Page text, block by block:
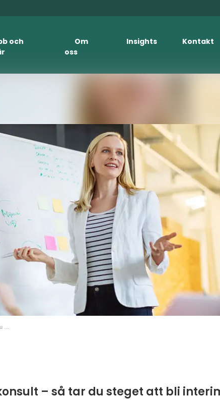
och
Om
oss
Insights Kontakt
– så tar du steget att bli